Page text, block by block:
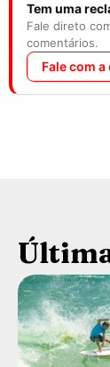
Tem uma
Fale direto
comentários.
Fale com